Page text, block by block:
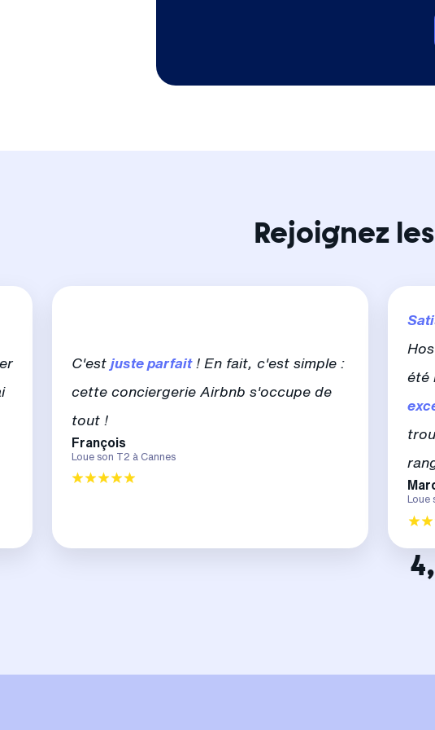
Rejoignez
C'est juste parfait! En fait, c'est simple :
cette conciergerie Airbnb s'occupe de
tout !
François
Loue son T2 à Cannes
été